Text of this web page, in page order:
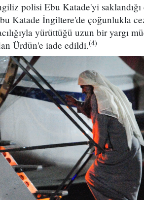
polisi Ebu Katade'yi
Katade İngiltere'de çoğunlukla
yürüttüğü uzun bir yargı
Ürdün'e iade edildi.(4)